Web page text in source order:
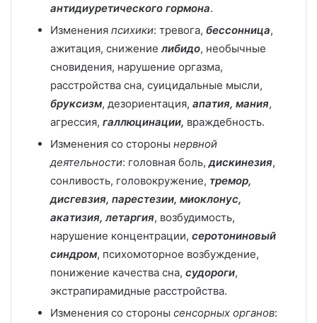
антидиуретического гормона.
Изменения психики: тревога, бессонница,
ажитация, снижение либидо, необычные
сновидения, нарушение оргазма,
расстройства сна, суицидальные мысли,
бруксизм, дезориентация, апатия, мания,
агрессия, галлюцинации, враждебность.
Изменения со стороны нервной
деятельности: головная боль,дискинезия,
сонливость, головокружение, тремор,
дисгевзия, парестезии, миоклонус,
акатизия, летаргия, возбудимость,
нарушение концентрации, серотониновый
синдром, психомоторное возбуждение,
понижение качества сна, судороги,
экстрапирамидные расстройства.
Изменения со стороны сенсорных органов: